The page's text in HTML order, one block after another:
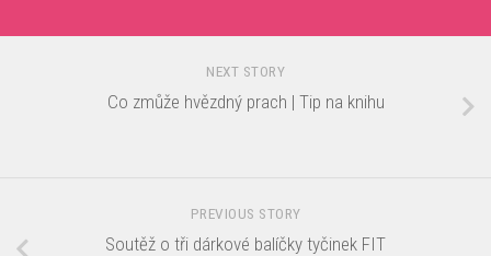
NEXT STORY
Co zmůže hvězdný prach | Tip na knihu
PREVIOUS STORY
Soutěž o tři dárkové balíčky tyčinek FIT